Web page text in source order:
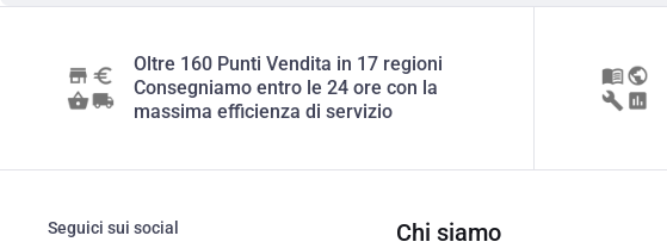
Oltre 160 Punti Vendita in 17 regioni
Consegniamo entro le 24 ore con la
massima efficienza di servizio
Seguici sui social Chi siamo